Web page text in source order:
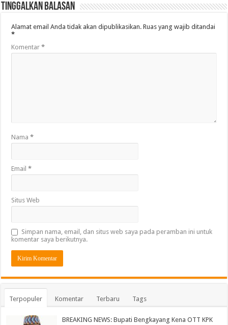
Tinggalkan Balasan
Alamat email Anda tidak akan dipublikasikan. Ruas yang wajib ditandai
*
Komentar*
Nama*
Email*
Situs Web
Simpan nama, email, dan situs web saya pada peramban ini untuk
komentar saya berikutnya.
Terpopuler Komentar Terbaru Tags
BREAKING NEWS: Bupati Bengkayang Kena OTT KPK